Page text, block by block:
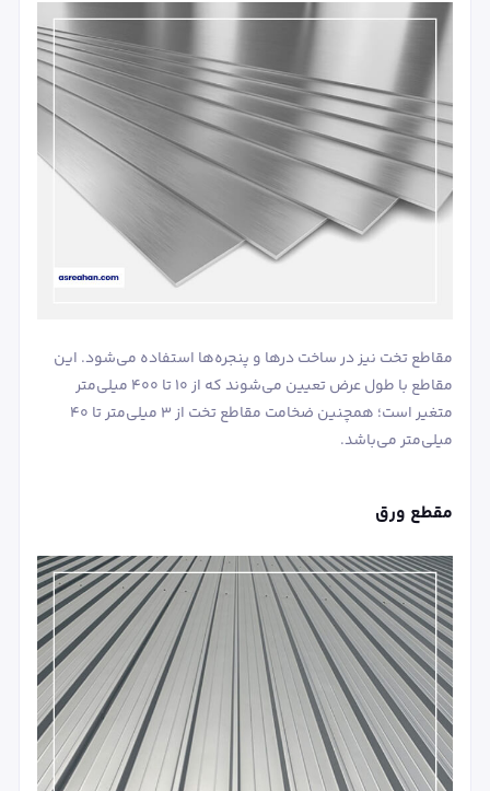
مقاطع تخت نیز در ساخت درها و پنجره‌ها استفاده می‌شود. این
مقاطع با طول عرض تعیین می‌شوند که از 10 تا 400 میلی‌متر
متغیر است؛ همچنین ضخامت مقاطع تخت از 3 میلی‌متر تا 40
میلی‌متر می‌باشد.
مقطع ورق